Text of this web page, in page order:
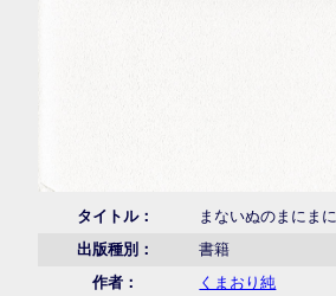
タイトル：
まないぬのまにまに
出版種別：
書籍
作者：
くまおり純